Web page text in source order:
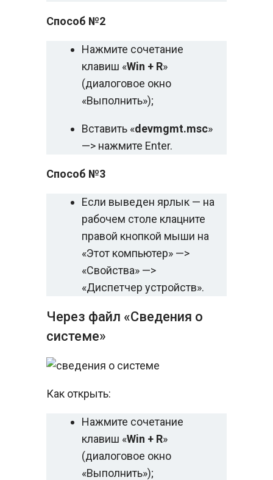
Способ №2
Нажмите сочетание
клавиш «Win + R»
(диалоговое окно
«Выполнить»);
Вставить «devmgmt.msc»
—> нажмите Enter.
Способ №3
Если выведен ярлык — на
рабочем столе клацните
правой кнопкой мыши на
«Этот компьютер» —>
«Свойства» —>
«Диспетчер устройств».
Через файл «Сведения о
системе»
Как открыть:
Нажмите сочетание
клавиш «Win + R»
(диалоговое окно
«Выполнить»);